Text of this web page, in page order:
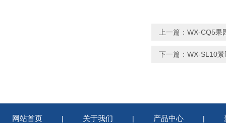
上一篇： WX-CQ5果
下一篇： WX-SL10
网站首页 | 关于我们 | 产品中心 |